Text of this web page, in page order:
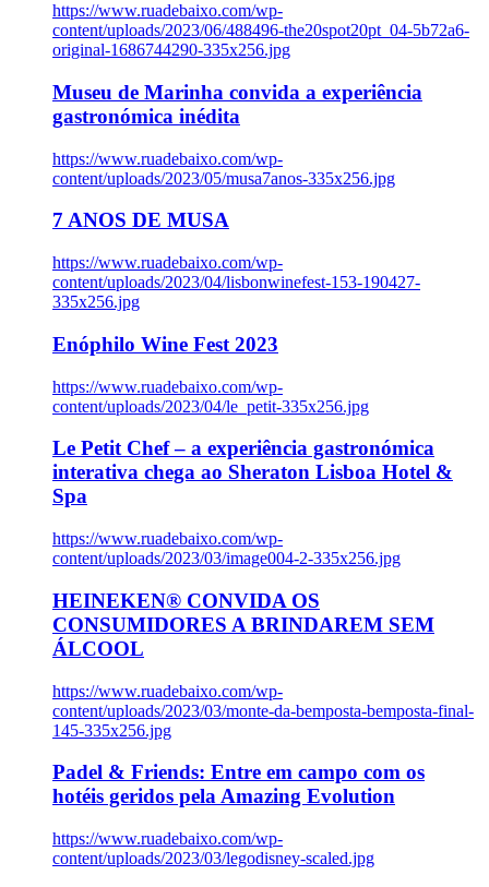
https://www.ruadebaixo.com/wp-
content/uploads/2023/06/488496-the20spot20pt_04-5b72a6-
original-1686744290-335x256.jpg
Museu de Marinha convida a experiência
gastronómica inédita
https://www.ruadebaixo.com/wp-
content/uploads/2023/05/musa7anos-335x256.jpg
7 ANOS DE MUSA
https://www.ruadebaixo.com/wp-
content/uploads/2023/04/lisbonwinefest-153-190427-
335x256.jpg
Enóphilo Wine Fest 2023
https://www.ruadebaixo.com/wp-
content/uploads/2023/04/le_petit-335x256.jpg
Le Petit Chef – a experiência gastronómica
interativa chega ao Sheraton Lisboa Hotel &
Spa
https://www.ruadebaixo.com/wp-
content/uploads/2023/03/image004-2-335x256.jpg
HEINEKEN® CONVIDA OS
CONSUMIDORES A BRINDAREM SEM
ÁLCOOL
https://www.ruadebaixo.com/wp-
content/uploads/2023/03/monte-da-bemposta-bemposta-final-
145-335x256.jpg
Padel & Friends: Entre em campo com os
hotéis geridos pela Amazing Evolution
https://www.ruadebaixo.com/wp-
content/uploads/2023/03/legodisney-scaled.jpg